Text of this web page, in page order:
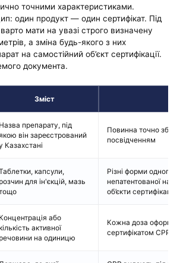
точними характеристиками.
один продукт — один сертифікат. Під
мати на увазі строго визначену
а зміна будь-якого з них
на самостійний об’єкт сертифікації.
документа.
Зміст
Назва препарату, під
він зареєстрований
Казахстані
Повинна точно
посвідченням
капсули,
розчин для ін'єкцій, мазь
Різні форми одного
непатентованої
об’єкти сертифікації
Концентрація або
кількість активної
речовини на одиницю
Кожна доза
сертифікатом CPP у